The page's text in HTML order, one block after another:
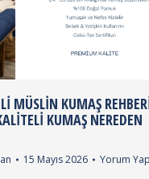
MÜSLIN KUMAŞ
KUMAŞ NEREDEN
15 Mayıs 2026 Yorum Yap